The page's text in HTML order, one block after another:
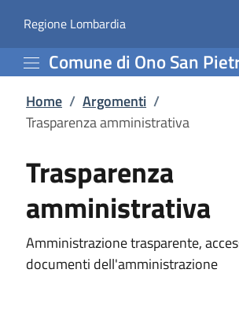
Trasparenza
Regione Lombardia(apre in un'altra
Comune di Ono San
Home / Argomenti /
Trasparenza amministrativa
Trasparenza
amministrativa
Amministrazione trasparente,
documenti dell'amministrazione